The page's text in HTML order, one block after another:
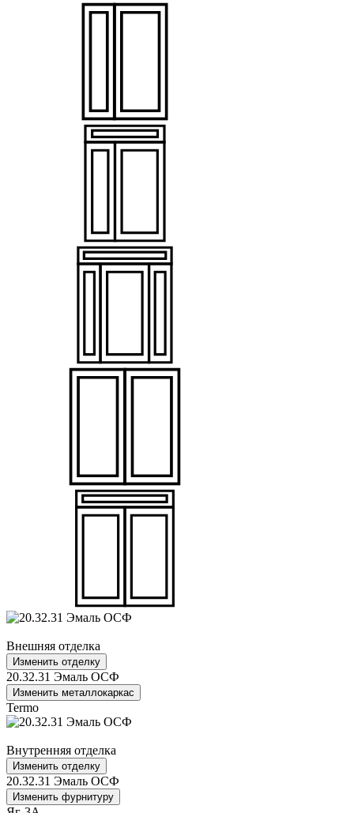
Внешняя отделка
Изменить отделку
20.32.31 Эмаль ОСФ
Изменить металлокаркас
Termo
Внутренняя отделка
Изменить отделку
20.32.31 Эмаль ОСФ
Изменить фурнитуру